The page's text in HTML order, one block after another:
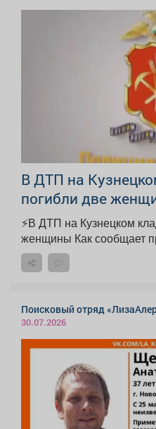
В ДТП на
погибли две
⚡В ДТП на Кузнецком
женщины Как
Поисковый отряд
30.07.2026